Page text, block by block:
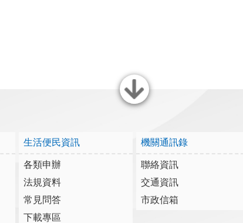
關閉
生活便民資訊
各類申辦
法規資料
常見問答
下載專區
機關通訊錄
聯絡資訊
交通資訊
市政信箱